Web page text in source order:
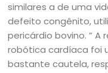
similares a de uma
defeito congênito,
pericárdio bovino. ” A
robótica cardíaca foi
bastante cautela,